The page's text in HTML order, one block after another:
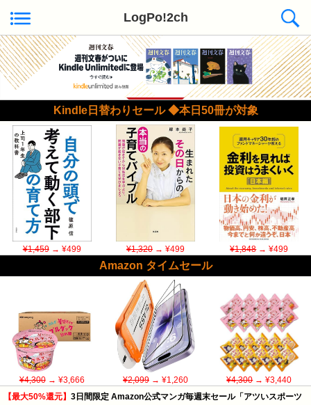
LogPo!2ch
Kindle日替わりセール ◆本日50冊が対象
¥1,459→ ¥499 ¥1,320→ ¥499 ¥1,848→ ¥499
Amazon タイムセール
¥4,300→ ¥3,666 ¥2,099→ ¥1,260 ¥4,300→ ¥3,440
【最大50%還元】 3日間限定 Amazon公式マンガ毎週末セール「アツいスポーツ